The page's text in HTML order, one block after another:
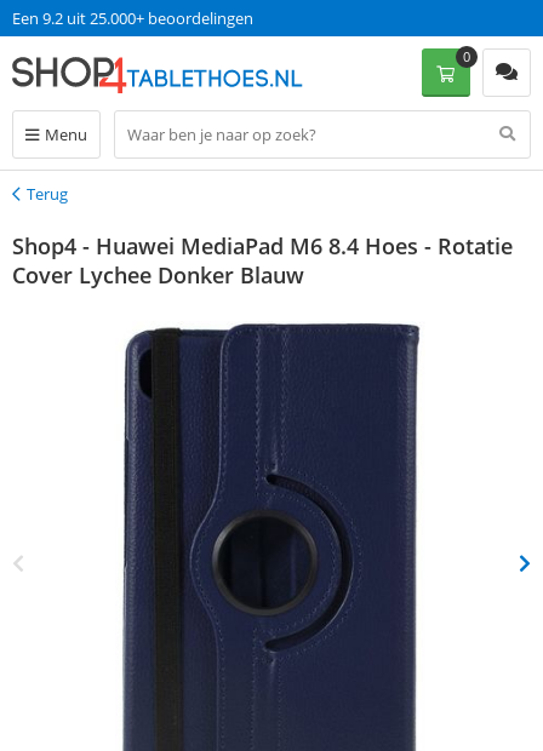
Een 9.2 uit 25.000+ beoordelingen
Menu
0
Terug
Terug
Shop4 - Huawei MediaPad M6 8.4 Hoes - Rotatie
Cover Lychee Donker Blauw